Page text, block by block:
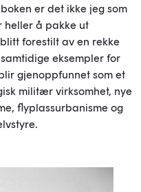
er det ikke jeg som
heller å pakke ut
forestilt av en rekke
eksempler for
gjenoppfunnet som et
militær virksomhet, nye
flyplassurbanisme og